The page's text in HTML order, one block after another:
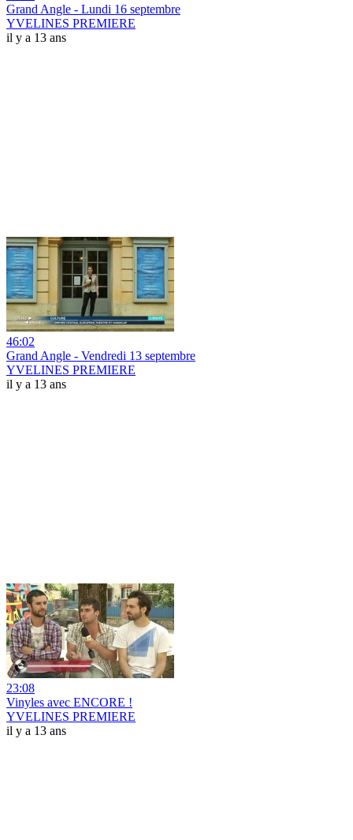
Grand Angle - Lundi 16 septembre
YVELINES PREMIERE
il y a 13 ans
46:02
Grand Angle - Vendredi 13 septembre
YVELINES PREMIERE
il y a 13 ans
23:08
Vinyles avec ENCORE !
YVELINES PREMIERE
il y a 13 ans